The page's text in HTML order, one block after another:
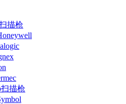
描枪
扫描枪